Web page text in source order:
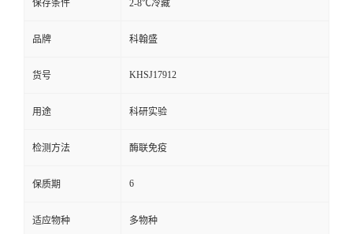
保存条件 2-8℃冷藏
品牌 科翰盛
货号 KHSJ17912
用途 科研实验
检测方法 酶联免疫
保质期 6
适应物种 多物种